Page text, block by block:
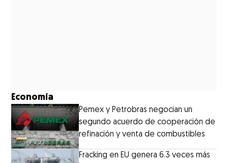
Economía
Pemex y Petrobras negocian un
segundo acuerdo de cooperación de
refinación y venta de combustibles
Fracking en EU genera 6.3 veces más